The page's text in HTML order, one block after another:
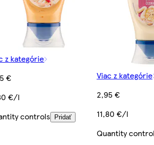
z kategórie
€
€/l
controls Pridať
Viac z kategórie
2,95 €
11,80 €/l
Quantity